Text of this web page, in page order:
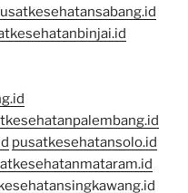
pusatkesehatansolo.id